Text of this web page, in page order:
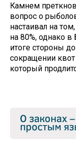
Камнем
вопрос о
настаивал на
на 80%, однако в
итоге стороны
сокращении
который